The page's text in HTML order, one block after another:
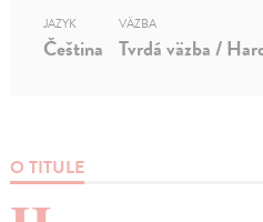
O TITULE
JAZYK
Čeština
VÄZBA
Tvrdá väzba /